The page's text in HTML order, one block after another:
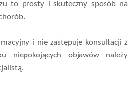
to prosty i skuteczny sposób na
i nie zastępuje konsultacji z
niepokojących objawów należy